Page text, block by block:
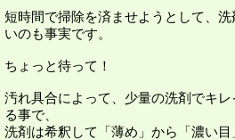
短時間で掃除を済ませようとして、
いのも事実です。
ちょっと待って！
汚れ具合によって、少量の洗剤でキ
る事で、
洗剤は希釈して「薄め」から「濃い目